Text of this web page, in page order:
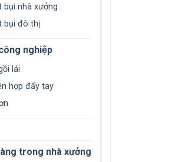
bụi nhà xưởng
bụi đô thị
nghiệp
lái
hợp đẩy tay
trong nhà xưởng